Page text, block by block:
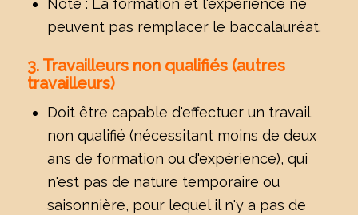
Note : La formation et l'expérience ne
peuvent pas remplacer le baccalauréat.
3. Travailleurs non qualifiés (autres
travailleurs)
Doit être capable d'effectuer un travail
non qualifié (nécessitant moins de deux
ans de formation ou d'expérience), qui
n'est pas de nature temporaire ou
saisonnière, pour lequel il n'y a pas de